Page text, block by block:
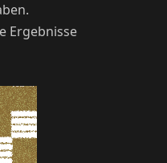
Ergebnisse